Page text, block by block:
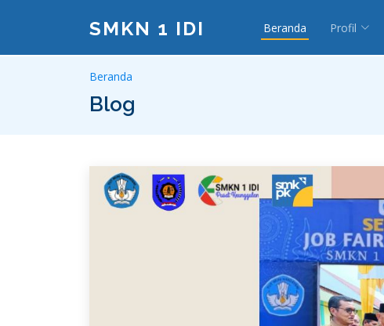
SMKN 1 IDI Beranda Profil
Beranda
Blog